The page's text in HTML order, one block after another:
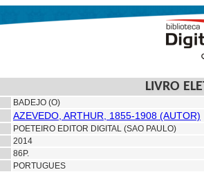
LIVRO
BADEJO (O)
AZEVEDO, ARTHUR, 1855-1908 (AUTOR)
POETEIRO EDITOR DIGITAL (SAO PAULO)
2014
86P.
PORTUGUES